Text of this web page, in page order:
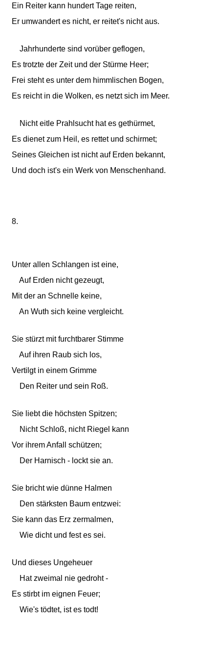
Ein Reiter kann hundert Tage reiten,
Er umwandert es nicht, er reitet's nicht aus.
Jahrhunderte sind vorüber geflogen,
Es trotzte der Zeit und der Stürme Heer;
Frei steht es unter dem himmlischen Bogen,
Es reicht in die Wolken, es netzt sich im Meer.
Nicht eitle Prahlsucht hat es gethürmet,
Es dienet zum Heil, es rettet und schirmet;
Seines Gleichen ist nicht auf Erden bekannt,
Und doch ist's ein Werk von Menschenhand.
8.
Unter allen Schlangen ist eine,
Auf Erden nicht gezeugt,
Mit der an Schnelle keine,
An Wuth sich keine vergleicht.
Sie stürzt mit furchtbarer Stimme
Auf ihren Raub sich los,
Vertilgt in einem Grimme
Den Reiter und sein Roß.
Sie liebt die höchsten Spitzen;
Nicht Schloß, nicht Riegel kann
Vor ihrem Anfall schützen;
Der Harnisch - lockt sie an.
Sie bricht wie dünne Halmen
Den stärksten Baum entzwei:
Sie kann das Erz zermalmen,
Wie dicht und fest es sei.
Und dieses Ungeheuer
Hat zweimal nie gedroht -
Es stirbt im eignen Feuer;
Wie's tödtet, ist es todt!